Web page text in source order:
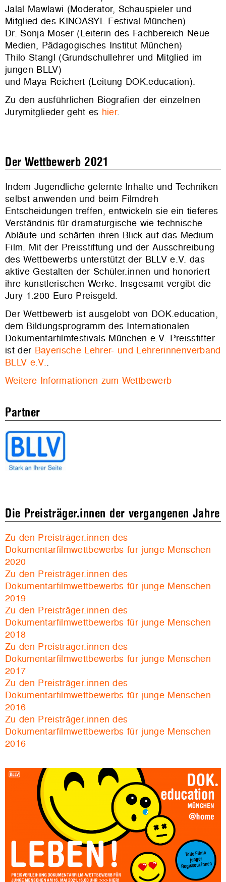
Jalal Mawlawi (Moderator, Schauspieler und
Mitglied des KINOASYL Festival München)
Dr. Sonja Moser (Leiterin des Fachbereich Neue
Medien, Pädagogisches Institut München)
Thilo Stangl (Grundschullehrer und Mitglied im
jungen BLLV)
und Maya Reichert (Leitung DOK.education).
Zu den ausführlichen Biografien der einzelnen
Jurymitglieder geht es hier.
Der Wettbewerb 2021
Indem Jugendliche gelernte Inhalte und Techniken
selbst anwenden und beim Filmdreh
Entscheidungen treffen, entwickeln sie ein tieferes
Verständnis für dramaturgische wie technische
Abläufe und schärfen ihren Blick auf das Medium
Film. Mit der Preisstiftung und der Ausschreibung
des Wettbewerbs unterstützt der BLLV e.V. das
aktive Gestalten der Schüler.innen und honoriert
ihre künstlerischen Werke. Insgesamt vergibt die
Jury 1.200 Euro Preisgeld.
Der Wettbewerb ist ausgelobt von DOK.education,
dem Bildungsprogramm des Internationalen
Dokumentarfilmfestivals München e.V. Preisstifter
ist der Bayerische Lehrer- und Lehrerinnenverband
BLLV e.V..
Weitere Informationen zum Wettbewerb
Partner
Die Preisträger.innen der vergangenen Jahre
Zu den Preisträger.innen des
Dokumentarfilmwettbewerbs für junge Menschen
2020
Zu den Preisträger.innen des
Dokumentarfilmwettbewerbs für junge Menschen
2019
Zu den Preisträger.innen des
Dokumentarfilmwettbewerbs für junge Menschen
2018
Zu den Preisträger.innen des
Dokumentarfilmwettbewerbs für junge Menschen
2017
Zu den Preisträger.innen des
Dokumentarfilmwettbewerbs für junge Menschen
2016
Zu den Preisträger.innen des
Dokumentarfilmwettbewerbs für junge Menschen
2016